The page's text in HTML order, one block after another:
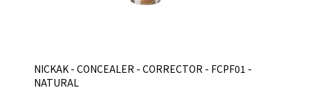
NICKAK - CONCEALER - CORRECTOR - FCPF01 -
NATURAL